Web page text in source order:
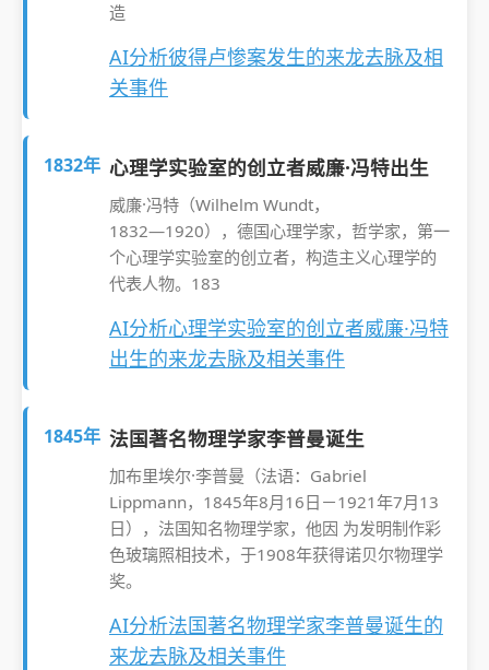
造
AI分析彼得卢惨案发生的来龙去脉及相
关事件
1832年 心理学实验室的创立者威廉·冯特出生
威廉·冯特（Wilhelm Wundt，
1832―1920），德国心理学家，哲学家，第一
个心理学实验室的创立者，构造主义心理学的
代表人物。183
AI分析心理学实验室的创立者威廉·冯特
出生的来龙去脉及相关事件
1845年 法国著名物理学家李普曼诞生
加布里埃尔·李普曼（法语：Gabriel
Lippmann，1845年8月16日－1921年7月13
日），法国知名物理学家，他因 为发明制作彩
色玻璃照相技术，于1908年获得诺贝尔物理学
奖。
AI分析法国著名物理学家李普曼诞生的
来龙去脉及相关事件